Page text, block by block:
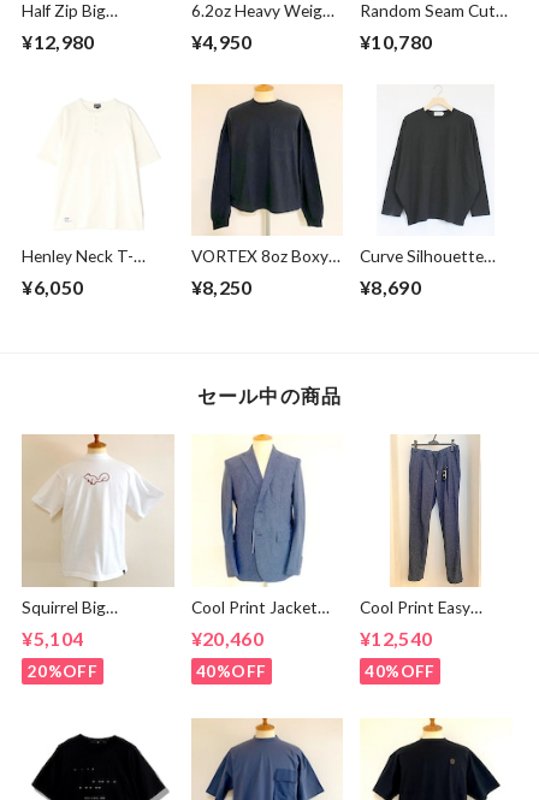
Half Zip Big
Pullover Gray
¥12,980
6.2oz Heavy Weight
T-shirts FRP-0038
¥4,950
Random Seam Cut
Off Crew Neck L/S
T-shirts White
¥10,780
Henley Neck T-
shirts Off White
¥6,050
VORTEX 8oz Boxy
Cropped L/S Tee
with with Glasses
¥8,250
Curve Silhouette
Cut & Sewn Black
¥8,690
セール中の商品
Squirrel Big
shirts White /
Brown
¥5,104
20%OFF
Cool Print Jacket
¥20,460
40%OFF
Cool Print Easy
¥12,540
40%OFF